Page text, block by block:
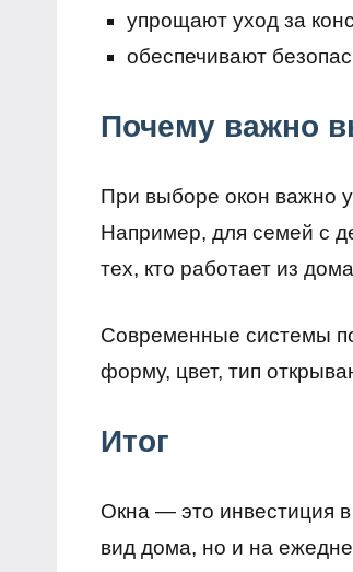
упрощают уход за
обеспечивают
Почему важно
При выборе окон важно
Например, для семей с
тех, кто работает из
Современные системы
форму, цвет, тип
Итог
Окна — это инвестиция
вид дома, но и на